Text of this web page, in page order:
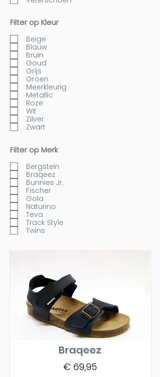
Filter op Kleur
Beige
Blauw
Bruin
Goud
Grijs
Groen
Meerkleurig
Metallic
Roze
Wit
Zilver
Zwart
Filter op Merk
Bergstein
Braqeez
Bunnies Jr.
Fischer
Gola
Naturino
Teva
Track Style
Twins
Braqeez
€ 69,95